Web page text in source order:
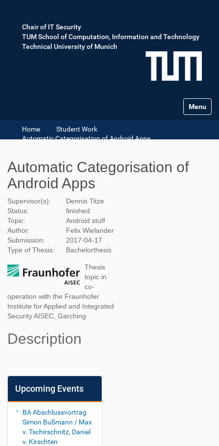
Chair of IT Security
TUM School of Computation, Information and Technology
Technical University of Munich
Toggle
Home
Student Work
Automatic Categorisation of Android Apps
Automatic Categorisation of
Android Apps
Supervisor(s):
Dennis Titze
Status:
finished
Topic:
Android stuff
Author:
Felix Wielander
Submission:
2017-04-17
Type of Thesis:
Bachelorthesis
Thesis
topic in
co-
operation with the Fraunhofer
Institute for Applied and Integrated
Security AISEC, Garching
Description
Upcoming Events
BA Abschlussvortrag
Simon Bußmann / Max
v. Tschirschnitz, Daniel
v. Kirschten